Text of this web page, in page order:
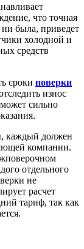
что точная
была, приведет
холодной и
средств
сроки поверки
износ
сильно
каждый должен
компании.
отдельного
не
расчет
тариф, так как